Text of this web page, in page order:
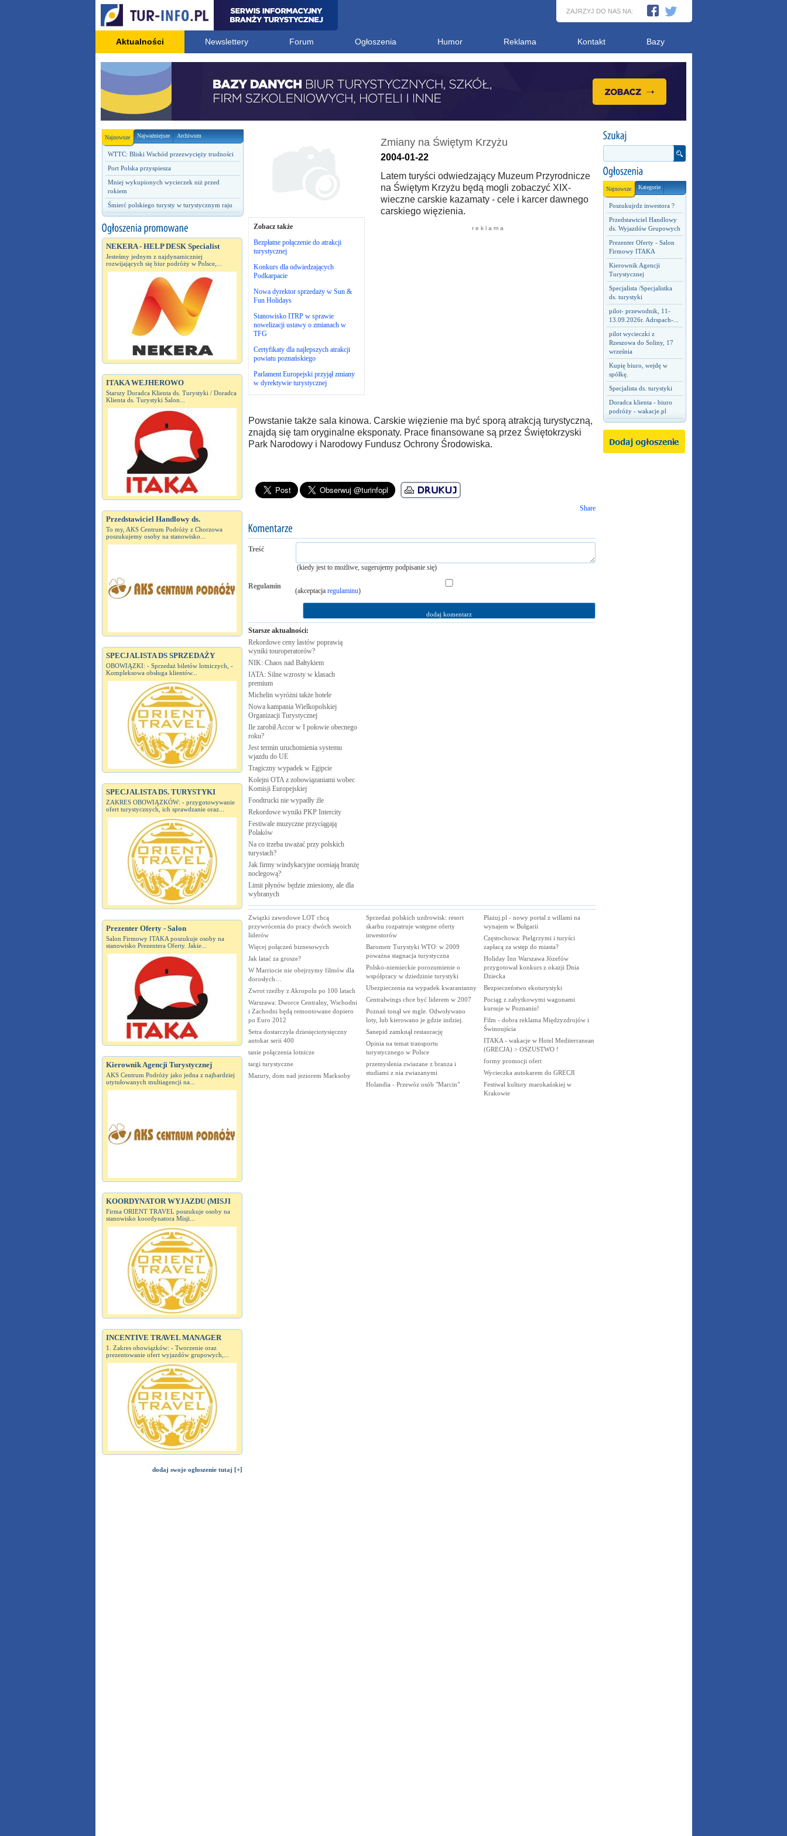
ZAJRZYJ DO NAS NA:
Aktualności Newslettery Forum Ogłoszenia Humor Reklama Kontakt Bazy
Najnowsze Najważniejsze Archiwum
WTTC: Bliski Wschód przezwycięży trudności
Port Polska przyspiesza
Mniej wykupionych wycieczek niż przed
rokiem
Śmierć polskiego turysty w turystycznym raju
NEKERA - HELP DESK Specialist
Jesteśmy jednym z najdynamiczniej
rozwijających się biur podróży w Polsce,...
ITAKA WEJHEROWO
Starszy Doradca Klienta ds. Turystyki / Doradca
Klienta ds. Turystyki Salon...
Przedstawiciel Handlowy ds.
To my, AKS Centrum Podróży z Chorzowa
poszukujemy osoby na stanowisko...
SPECJALISTA DS SPRZEDAŻY
OBOWIĄZKI: - Sprzedaż biletów lotniczych, -
Kompleksowa obsługa klientów...
SPECJALISTA DS. TURYSTYKI
ZAKRES OBOWIĄZKÓW: - przygotowywanie
ofert turystycznych, ich sprawdzanie oraz...
Prezenter Oferty - Salon
Salon Firmowy ITAKA poszukuje osoby na
stanowisko Prezentera Oferty. Jakie...
Kierownik Agencji Turystycznej
AKS Centrum Podróży jako jedna z najbardziej
utytułowanych multiagencji na...
KOORDYNATOR WYJAZDU (MISJI
Firma ORIENT TRAVEL poszukuje osoby na
stanowisko koordynatora Misji...
INCENTIVE TRAVEL MANAGER
1. Zakres obowiązków: - Tworzenie oraz
prezentowanie ofert wyjazdów grupowych,...
dodaj swoje ogłoszenie tutaj [+]
Najnowsze Kategorie
Poszukujrdz inwestora ?
Przedstawiciel Handlowy
ds. Wyjazdów Grupowych
Prezenter Oferty - Salon
Firmowy ITAKA
Kierownik Agencji
Turystycznej
Specjalista /Specjalistka
ds. turystyki
pilot- przewodnik, 11-
13.09.2026r. Adrspach-...
pilot wycieczki z
Rzeszowa do Soliny, 17
września
Kupię biuro, wejdę w
spółkę.
Specjalista ds. turystyki
Doradca klienta - biuro
podróży - wakacje.pl
Zobacz także
Bezpłatne połączenie do atrakcji
turystycznej
Konkurs dla odwiedzających
Podkarpacie
Nowa dyrektor sprzedaży w Sun &
Fun Holidays
Stanowisko ITRP w sprawie
nowelizacji ustawy o zmianach w
TFG
Certyfikaty dla najlepszych atrakcji
powiatu poznańskiego
Parlament Europejski przyjął zmiany
w dyrektywie turystycznej
Zmiany na Świętym Krzyżu
2004-01-22
Latem turyści odwiedzający Muzeum Przyrodnicze
na Świętym Krzyżu będą mogli zobaczyć XIX-
wieczne carskie kazamaty - cele i karcer dawnego
carskiego więzienia.
r e k l a m a
Powstanie także sala kinowa. Carskie więzienie ma być sporą atrakcją turystyczną,
znajdą się tam oryginalne eksponaty. Prace finansowane są przez Świętokrzyski
Park Narodowy i Narodowy Fundusz Ochrony Środowiska.
Share
Treść
(kiedy jest to możliwe, sugerujemy podpisanie się)
Regulamin
(akceptacja regulaminu)
Starsze aktualności:
Rekordowe ceny lastów poprawią
wyniki touroperatorów?
NIK: Chaos nad Bałtykiem
IATA: Silne wzrosty w klasach
premium
Michelin wyróżni także hotele
Nowa kampania Wielkopolskiej
Organizacji Turystycznej
Ile zarobił Accor w I połowie obecnego
roku?
Jest termin uruchomienia systemu
wjazdu do UE
Tragiczny wypadek w Egipcie
Kolejni OTA z zobowiązaniami wobec
Komisji Europejskiej
Foodtrucki nie wypadły źle
Rekordowe wyniki PKP Intercity
Festiwale muzyczne przyciągają
Polaków
Na co trzeba uważać przy polskich
turystach?
Jak firmy windykacyjne oceniają branżę
noclegową?
Limit płynów będzie zniesiony, ale dla
wybranych
Związki zawodowe LOT chcą
przywrócenia do pracy dwóch swoich
liderów
Więcej połączeń biznesowych
Jak latać za grosze?
W Marriocie nie obejrzymy filmów dla
dorosłych…
Zwrot rzeźby z Akropolu po 100 latach
Warszawa: Dworce Centralny, Wschodni
i Zachodni będą remontowane dopiero
po Euro 2012
Setra dostarczyła dziesięciotysięczny
autokar serii 400
tanie połączenia lotnicze
targi turystyczne
Mazury, dom nad jeziorem Marksoby
Sprzedaż polskich uzdrowisk: resort
skarbu rozpatruje wstępne oferty
inwestorów
Barometr Turystyki WTO: w 2009
poważna stagnacja turystyczna
Polsko-niemieckie porozumienie o
współpracy w dziedzinie turystyki
Ubezpieczenia na wypadek kwarantanny
Centralwings chce być liderem w 2007
Poznań tonął we mgle. Odwoływano
loty, lub kierowano je gdzie indziej.
Sanepid zamknął restaurację
Opinia na temat transportu
turystycznego w Polsce
przemyslenia zwiazane z branza i
studiami z nia zwiazanymi
Holandia - Przewóz osób "Marcin"
Plażuj.pl - nowy portal z willami na
wynajem w Bułgarii
Częstochowa: Pielgrzymi i turyści
zapłacą za wstęp do miasta?
Holiday Inn Warszawa Józefów
przygotował konkurs z okazji Dnia
Dziecka
Bezpieczeństwo ekoturystyki
Pociąg z zabytkowymi wagonami
kursuje w Poznaniu!
Film - dobra reklama Międzyzdrojów i
Świnoujścia
ITAKA - wakacje w Hotel Mediterranean
(GRECJA) > OSZUSTWO !
formy promocji ofert
Wycieczka autokarem do GRECJI
Festiwal kultury marokańskiej w
Krakowie